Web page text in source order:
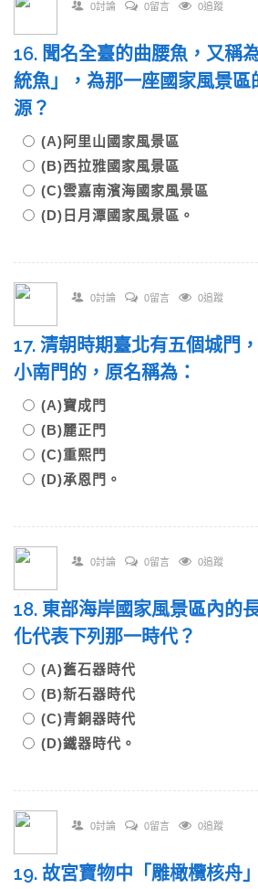
0討論 0留言 0追蹤
16. 聞名全臺的曲腰魚，又稱
統魚」，為那一座國家風景區
源？
(A)阿里山國家風景區
(B)西拉雅國家風景區
(C)雲嘉南濱海國家風景區
(D)日月潭國家風景區。
0討論 0留言 0追蹤
17. 清朝時期臺北有五個城門
小南門的，原名稱為：
(A)寶成門
(B)麗正門
(C)重熙門
(D)承恩門。
0討論 0留言 0追蹤
18. 東部海岸國家風景區內的
化代表下列那一時代？
(A)舊石器時代
(B)新石器時代
(C)青銅器時代
(D)鐵器時代。
0討論 0留言 0追蹤
19. 故宮寶物中「雕橄欖核舟